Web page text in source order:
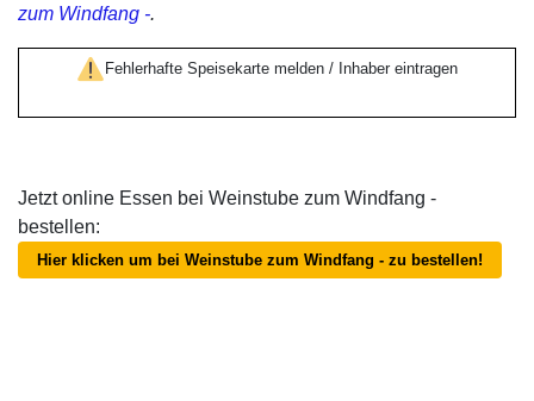
zum Windfang -.
Fehlerhafte Speisekarte melden / Inhaber eintragen
Jetzt online Essen bei Weinstube zum Windfang -
bestellen:
Hier klicken um bei Weinstube zum Windfang - zu bestellen!